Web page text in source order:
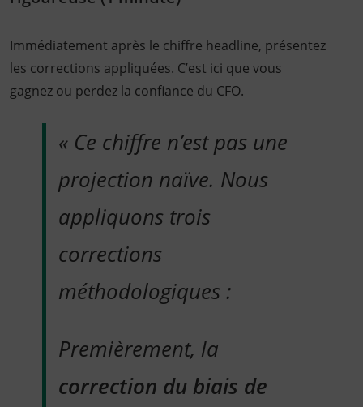
Immédiatement après le chiffre headline, présentez
les corrections appliquées. C’est ici que vous
gagnez ou perdez la confiance du CFO.
« Ce chiffre n’est pas une
projection naïve. Nous
appliquons trois
corrections
méthodologiques :
Premièrement, la
correction du biais de